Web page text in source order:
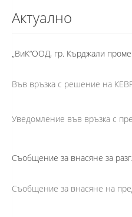
Актуално
„ВиК“ООД, гр. Кърджали
Във връзка с решение на
Уведомление във връзка с
Съобщение за внасяне за
Съобщение за внасяне на